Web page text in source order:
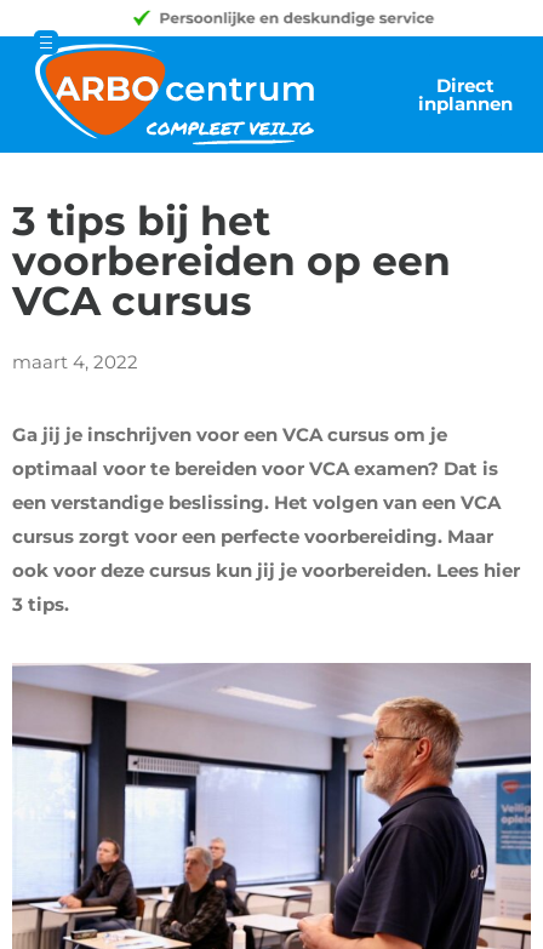
Direct
inplannen
3 tips bij het
voorbereiden op een
VCA cursus
maart 4, 2022
Ga jij je inschrijven voor een VCA cursus om je
optimaal voor te bereiden voor VCA examen? Dat is
een verstandige beslissing. Het volgen van een VCA
cursus zorgt voor een perfecte voorbereiding. Maar
ook voor deze cursus kun jij je voorbereiden. Lees hier
3 tips.